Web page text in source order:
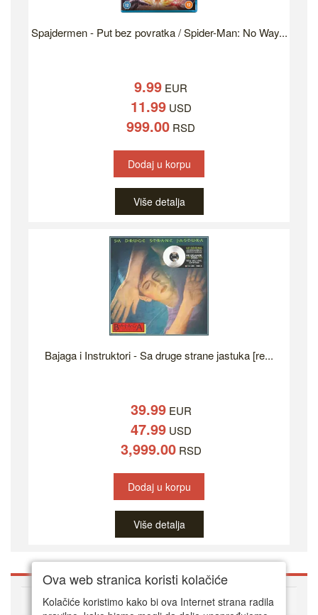
Spajdermen - Put bez povratka / Spider-Man: No Way...
9.99 EUR
11.99USD
999.00 RSD
Dodaj u korpu
Više detalja
Bajaga i Instruktori - Sa druge strane jastuka [re...
39.99EUR
47.99USD
3,999.00RSD
Dodaj u korpu
Više detalja
O DVD Zoni
Ova web stranica koristi kolačiće
Kolačiće koristimo kako bi ova Internet strana radila